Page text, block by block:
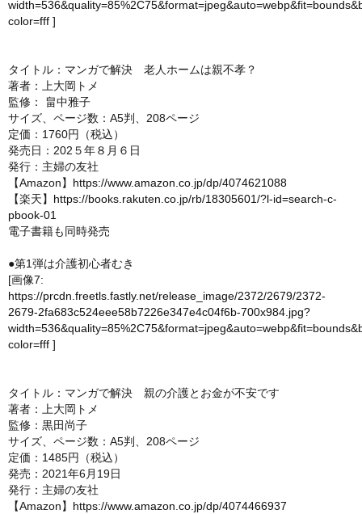
color=fff ]
タイトル：マンガで解決 老人ホームは親不孝？
著者：上大岡トメ
監修： 畠中雅子
サイズ、ページ数：A5判、208ページ
定価：1760円（税込）
発売日：202５年８月６日
発行：主婦の友社
【Amazon】 https://www.amazon.co.jp/dp/4074621088
【楽天】 https://books.rakuten.co.jp/rb/18305601/?l-id=search-c-
pbook-01
電子書籍も同時発売
●第1弾は介護初心者むき
[画像7:
https://prcdn.freetls.fastly.net/release_image/2372/2679/2372-
2679-2fa683c524eee58b7226e347e4c04f6b-700x984.jpg?
color=fff ]
タイトル：マンガで解決 親の介護とお金が不安です
著者：上大岡トメ
監修：黒田尚子
サイズ、ページ数：A5判、208ページ
定価：1485円（税込）
発売：2021年6月19日
発行：主婦の友社
【Amazon】 https://www.amazon.co.jp/dp/4074466937